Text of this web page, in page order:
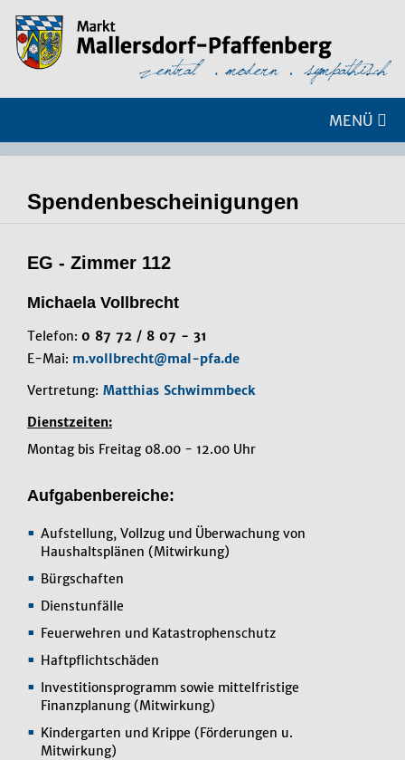
MENÜ
Spendenbescheinigungen
EG - Zimmer 112
Michaela Vollbrecht
Telefon: 0 87 72 / 8 07 - 31
E-Mai: m.vollbrecht@mal-pfa.de
Vertretung: Matthias Schwimmbeck
Dienstzeiten:
Montag bis Freitag 08.00 - 12.00 Uhr
Aufgabenbereiche:
Aufstellung, Vollzug und Überwachung von
Haushaltsplänen (Mitwirkung)
Bürgschaften
Dienstunfälle
Feuerwehren und Katastrophenschutz
Haftpflichtschäden
Investitionsprogramm sowie mittelfristige
Finanzplanung (Mitwirkung)
Kindergarten und Krippe (Förderungen u.
Mitwirkung)